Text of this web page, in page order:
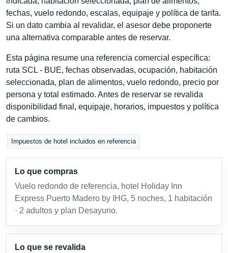
fechas, vuelo redondo, escalas, equipaje y política de tarifa.
Si un dato cambia al revalidar, el asesor debe proponerte
una alternativa comparable antes de reservar.
Esta página resume una referencia comercial específica:
ruta SCL - BUE, fechas observadas, ocupación, habitación
seleccionada, plan de alimentos, vuelo redondo, precio por
persona y total estimado. Antes de reservar se revalida
disponibilidad final, equipaje, horarios, impuestos y política
de cambios.
Impuestos de hotel incluidos en referencia
Lo que compras
Vuelo redondo de referencia, hotel Holiday Inn
Express Puerto Madero by IHG, 5 noches, 1 habitación
· 2 adultos y plan Desayuno.
Lo que se revalida